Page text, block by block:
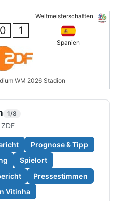
Weltmeisterschaften
0 1
Spanien
WM 2026 Stadion
1/8
Prognose & Tipp
Spielort
Pressestimmen
Vitinha